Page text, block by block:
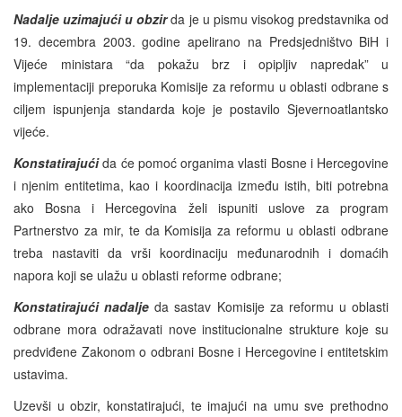
Nadalje uzimajući u obzirda je u pismu visokog predstavnika od
19. decembra 2003. godine apelirano na Predsjedništvo BiH i
Vijeće ministara “da pokažu brz i opipljiv napredak” u
implementaciji preporuka Komisije za reformu u oblasti odbrane s
ciljem ispunjenja standarda koje je postavilo Sjevernoatlantsko
vijeće.
Konstatirajućida će pomoć organima vlasti Bosne i Hercegovine
i njenim entitetima, kao i koordinacija između istih, biti potrebna
ako Bosna i Hercegovina želi ispuniti uslove za program
Partnerstvo za mir, te da Komisija za reformu u oblasti odbrane
treba nastaviti da vrši koordinaciju međunarodnih i domaćih
napora koji se ulažu u oblasti reforme odbrane;
Konstatirajući nadalje da sastav Komisije za reformu u oblasti
odbrane mora odražavati nove institucionalne strukture koje su
predviđene Zakonom o odbrani Bosne i Hercegovine i entitetskim
ustavima.
Uzevši u obzir, konstatirajući, te imajući na umu sve prethodno